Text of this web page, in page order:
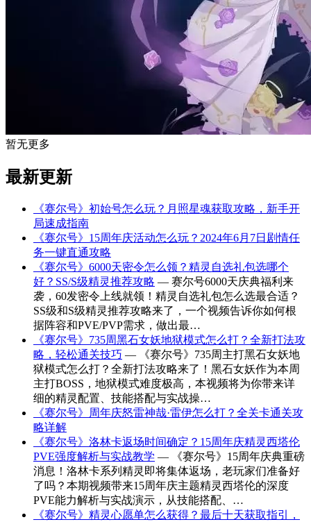
暂无更多
最新更新
《赛尔号》初始号怎么玩？月照星魂获取攻略，新手开
局速成指南
《赛尔号》15周年庆活动怎么玩？2024年6月7日剧情任
务一键直通攻略
《赛尔号》6000天密令怎么领？精灵自选礼包选哪个
好？SS/S级精灵推荐攻略 — 赛尔号6000天庆典福利来
袭，60发密令上线就领！精灵自选礼包怎么选最合适？
SS级和S级精灵推荐攻略来了，一个视频告诉你如何根
据阵容和PVE/PVP需求，做出最…
《赛尔号》735周黑石女妖地狱模式怎么打？全新打法攻
略，轻松通关技巧 — 《赛尔号》735周主打黑石女妖地
狱模式怎么打？全新打法攻略来了！黑石女妖作为本周
主打BOSS，地狱模式难度极高，本视频将为你带来详
细的精灵配置、技能搭配与实战操…
《赛尔号》周年庆怒雷神哉·雷伊怎么打？全关卡通关攻
略详解
《赛尔号》洛林卡返场时间确定？15周年庆精灵西塔伦
PVE强度解析与实战教学 — 《赛尔号》15周年庆典重磅
消息！洛林卡系列精灵即将集体返场，老玩家们准备好
了吗？本期视频带来15周年庆主题精灵西塔伦的深度
PVE能力解析与实战演示，从技能搭配、…
《赛尔号》精灵心愿单怎么获得？最后十天获取指引，